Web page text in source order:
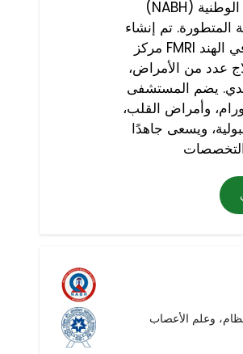
(NABH) في دلهي، العاصمة الوطنية (NCR)، ويقدم علاجات متعددة
المتطورة. تم إنشاء
مركز FMRI بهدف تقديم أفضل رعاية طبية ممكنة، وهو معروف في الهند
عدد من الأمراض،
يضم المستشفى
وأمراض القلب،
ويسعى جاهدًا